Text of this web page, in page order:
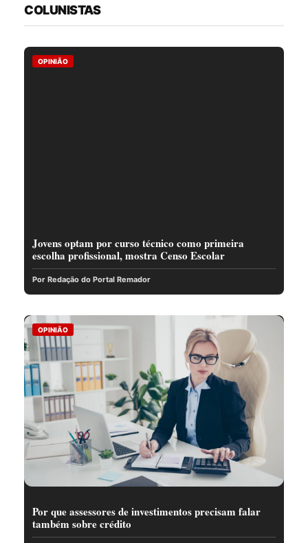
COLUNISTAS
OPINIÃO
Jovens optam por curso técnico como primeira
escolha profissional, mostra Censo Escolar
Por Redação do Portal Remador
OPINIÃO
Por que assessores de investimentos precisam falar
também sobre crédito